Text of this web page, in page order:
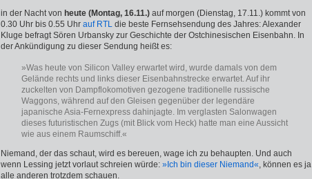
in der Nacht von heute (Montag, 16.11.) auf morgen (Dienstag, 17.11.) kommt von
0.30 Uhr bis 0.55 Uhr auf RTL die beste Fernsehsendung des Jahres: Alexander
Kluge befragt Sören Urbansky zur Geschichte der Ostchinesischen Eisenbahn. In
der Ankündigung zu dieser Sendung heißt es:
»Was heute von Silicon Valley erwartet wird, wurde damals von dem
Gelände rechts und links dieser Eisenbahnstrecke erwartet. Auf ihr
zuckelten von Dampflokomotiven gezogene traditionelle russische
Waggons, während auf den Gleisen gegenüber der legendäre
japanische Asia-Fernexpress dahinjagte. Im verglasten Salonwagen
dieses futuristischen Zugs (mit Blick vom Heck) hatte man eine Aussicht
wie aus einem Raumschiff.«
Niemand, der das schaut, wird es bereuen, wage ich zu behaupten. Und auch
wenn Lessing jetzt vorlaut schreien würde: »Ich bin dieser Niemand«, können es ja
alle anderen trotzdem schauen.